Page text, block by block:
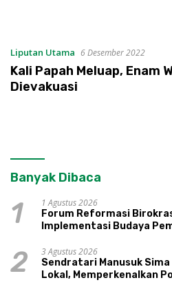
Liputan Utama 6 Desember 2022
Kali Papah Meluap, Enam
Dievakuasi
Banyak Dibaca
1
1 Agustus 2026
Forum Reformasi
Implementasi Budaya
2
3 Agustus 2026
Sendratari Manusuk
Lokal, Memperkenalkan